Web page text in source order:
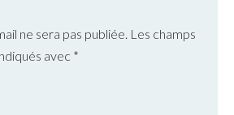
ne sera pas publiée. Les champs
avec *